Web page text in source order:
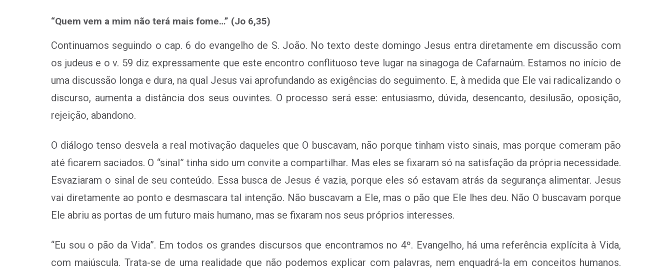
“Quem vem a mim não terá mais fome…” (Jo 6,35)
Continuamos seguindo o cap. 6 do evangelho de S. João. No texto deste domingo Jesus entra diretamente em discussão com
os judeus e o v. 59 diz expressamente que este encontro conflituoso teve lugar na sinagoga de Cafarnaúm. Estamos no início de
uma discussão longa e dura, na qual Jesus vai aprofundando as exigências do seguimento. E, à medida que Ele vai radicalizando o
discurso, aumenta a distância dos seus ouvintes. O processo será esse: entusiasmo, dúvida, desencanto, desilusão, oposição,
rejeição, abandono.
O diálogo tenso desvela a real motivação daqueles que O buscavam, não porque tinham visto sinais, mas porque comeram pão
até ficarem saciados. O “sinal” tinha sido um convite a compartilhar. Mas eles se fixaram só na satisfação da própria necessidade.
Esvaziaram o sinal de seu conteúdo. Essa busca de Jesus é vazia, porque eles só estavam atrás da segurança alimentar. Jesus
vai diretamente ao ponto e desmascara tal intenção. Não buscavam a Ele, mas o pão que Ele lhes deu. Não O buscavam porque
Ele abriu as portas de um futuro mais humano, mas se fixaram nos seus próprios interesses.
“Eu sou o pão da Vida”. Em todos os grandes discursos que encontramos no 4º. Evangelho, há uma referência explícita à Vida,
com maiúscula. Trata-se de uma realidade que não podemos explicar com palavras, nem enquadrá-la em conceitos humanos.